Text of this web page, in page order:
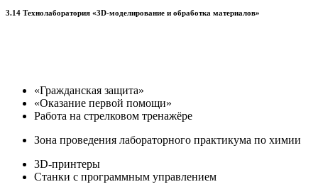
3.14 Технолаборатория «3D-моделирование и обработка материалов»
«Гражданская защита»
«Оказание первой помощи»
Работа на стрелковом тренажёре
Зона проведения лабораторного практикума по химии
3D-принтеры
Станки с программным управлением